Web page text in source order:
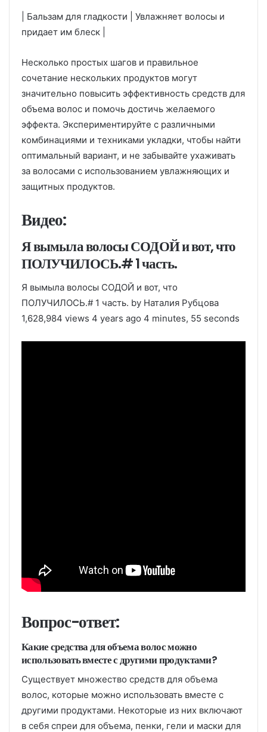
| Бальзам для гладкости | Увлажняет волосы и
придает им блеск |
Несколько простых шагов и правильное
сочетание нескольких продуктов могут
значительно повысить эффективность средств для
объема волос и помочь достичь желаемого
эффекта. Экспериментируйте с различными
комбинациями и техниками укладки, чтобы найти
оптимальный вариант, и не забывайте ухаживать
за волосами с использованием увлажняющих и
защитных продуктов.
Видео:
Я вымыла волосы СОДОЙ и вот, что
ПОЛУЧИЛОСЬ.# 1 часть.
Я вымыла волосы СОДОЙ и вот, что
ПОЛУЧИЛОСЬ.# 1 часть. by Наталия Рубцова
1,628,984 views 4 years ago 4 minutes, 55 seconds
Вопрос-ответ:
Какие средства для объема волос можно
использовать вместе с другими продуктами?
Существует множество средств для объема
волос, которые можно использовать вместе с
другими продуктами. Некоторые из них включают
в себя спреи для объема, пенки, гели и маски для